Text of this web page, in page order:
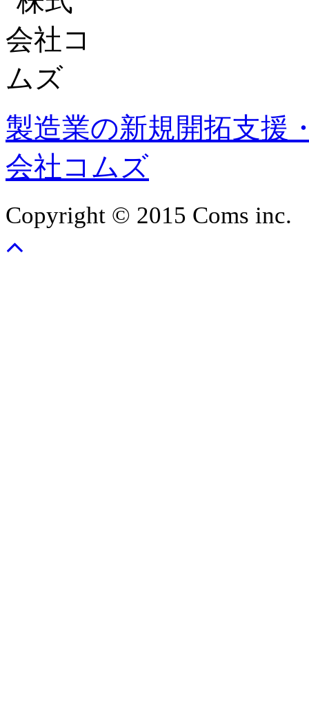
製造業の新規開拓支援
会社コムズ
Copyright © 2015 Coms inc.